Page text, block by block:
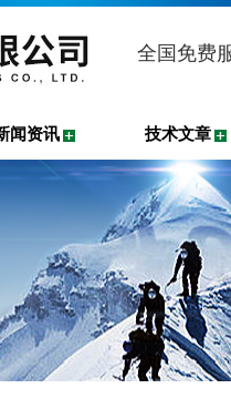
全国免费
闻资讯 技术文章